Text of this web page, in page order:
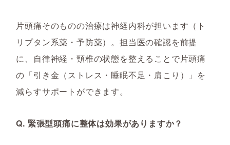
片頭痛そのものの治療は神経内科が担います（ト
リプタン系薬・予防薬）。担当医の確認を前提
に、自律神経・頸椎の状態を整えることで片頭痛
の「引き金（ストレス・睡眠不足・肩こり）」を
減らすサポートができます。
Q. 緊張型頭痛に整体は効果がありますか？